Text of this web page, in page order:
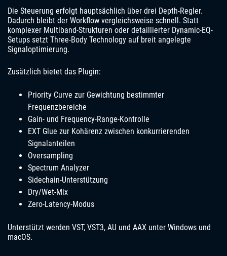
Die Steuerung erfolgt hauptsächlich über drei Depth-Regler.
Dadurch bleibt der Workflow vergleichsweise schnell. Statt
komplexer Multiband-Strukturen oder detaillierter Dynamic-EQ-
Setups setzt Three-Body Technology auf breit angelegte
Signaloptimierung.
Zusätzlich bietet das Plugin:
Priority Curve zur Gewichtung bestimmter
Frequenzbereiche
Gain- und Frequency-Range-Kontrolle
EXT Glue zur Kohärenz zwischen konkurrierenden
Signalanteilen
Oversampling
Spectrum Analyzer
Sidechain-Unterstützung
Dry/Wet-Mix
Zero-Latency-Modus
Unterstützt werden VST, VST3, AU und AAX unter Windows und
macOS.